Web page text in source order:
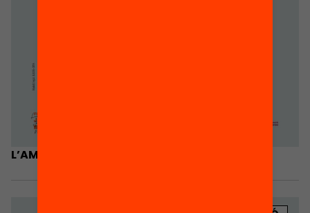
L’AMPA és escola. Pòster A3